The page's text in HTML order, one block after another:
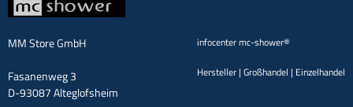
MM Store GmbH
Fasanenweg 3
D-93087 Alteglofsheim
infocenter mc-shower®
Hersteller | Großhandel | Einzelhandel